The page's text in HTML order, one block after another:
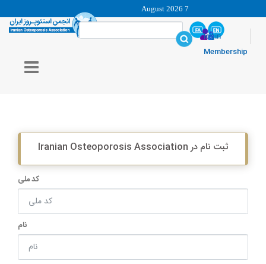
7 August 2026
login
Membership
ثبت ‌نام در Iranian Osteoporosis Association
کد ملی
نام